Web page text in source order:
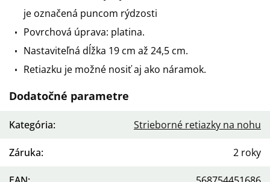
je označená puncom rýdzosti
Povrchová úprava: platina.
Nastaviteľná dĺžka 19 cm až 24,5 cm.
Retiazku je možné nosiť aj ako náramok.
Dodatočné parametre
Kategória: Strieborné retiazky na nohu
Záruka: 2 roky